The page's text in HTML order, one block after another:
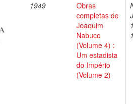
1949
Obras
completas de
Joaquim
Nabuco
(Volume 4) :
Um estadista
do Império
(Volume 2)